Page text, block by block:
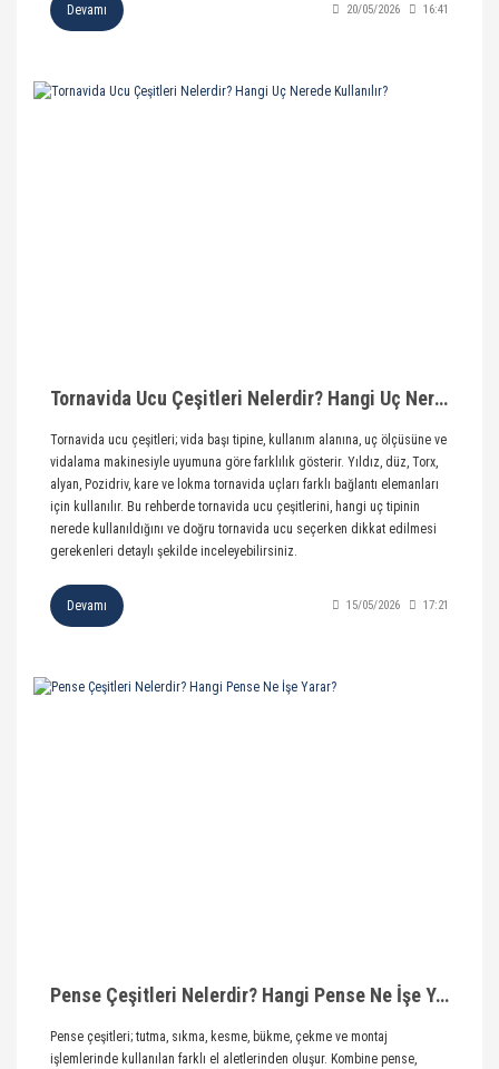
Devamı 20/05/2026 16:41
Tornavida Ucu Çeşitleri Nelerdir? Hangi Uç Nerede Kullanılır?
Tornavida ucu çeşitleri; vida başı tipine, kullanım alanına, uç ölçüsüne ve
vidalama makinesiyle uyumuna göre farklılık gösterir. Yıldız, düz, Torx,
alyan, Pozidriv, kare ve lokma tornavida uçları farklı bağlantı elemanları
için kullanılır. Bu rehberde tornavida ucu çeşitlerini, hangi uç tipinin
nerede kullanıldığını ve doğru tornavida ucu seçerken dikkat edilmesi
gerekenleri detaylı şekilde inceleyebilirsiniz.
Devamı 15/05/2026 17:21
Pense Çeşitleri Nelerdir? Hangi Pense Ne İşe Yarar?
Pense çeşitleri; tutma, sıkma, kesme, bükme, çekme ve montaj
işlemlerinde kullanılan farklı el aletlerinden oluşur. Kombine pense,